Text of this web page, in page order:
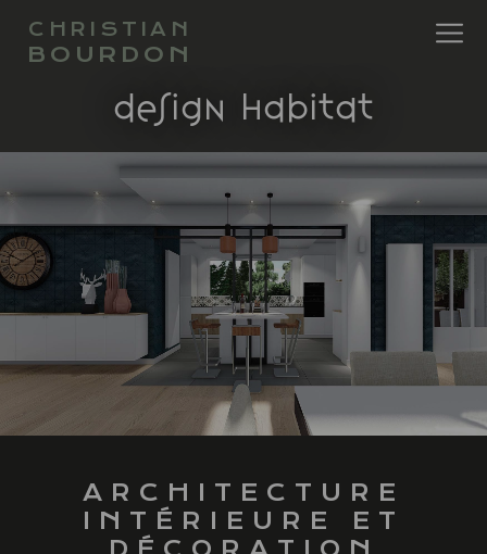
CHRISTIAN
BOURDON
design habitat
ARCHITECTURE
INTÉRIEURE ET